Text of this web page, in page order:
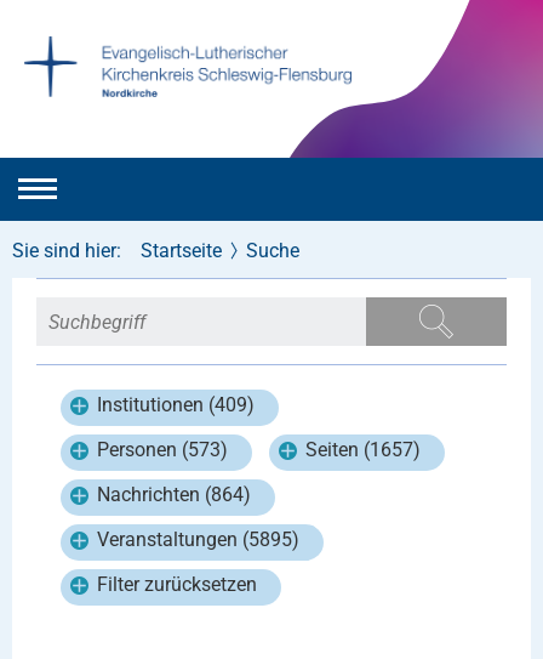
Sie sind hier: Startseite Suche
Institutionen (409)
Personen (573)
Seiten (1657)
Nachrichten (864)
Veranstaltungen (5895)
Filter zurücksetzen